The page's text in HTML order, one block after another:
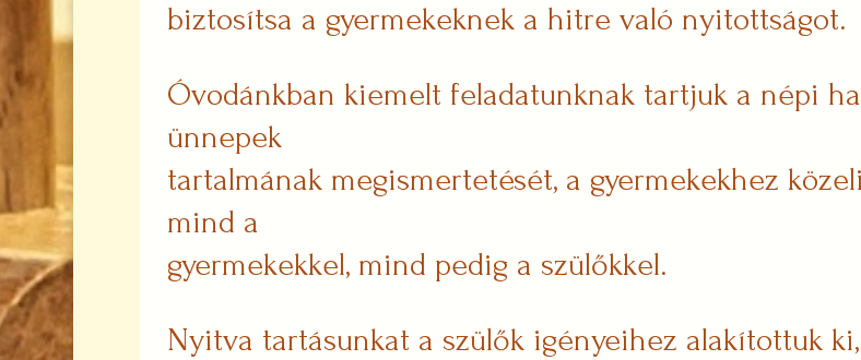
biztosítsa a gyermekeknek a hitre való nyitottságot.
Óvodánkban kiemelt feladatunknak tartjuk a népi
ünnepek
tartalmának megismertetését, a gyermekekhez
mind a
gyermekekkel, mind pedig a szülőkkel.
Nyitva tartásunkat a szülők igényeihez alakítottuk